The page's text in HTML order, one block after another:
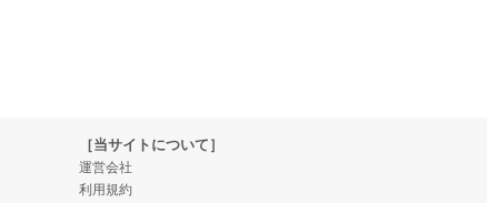
［当サイトについて］
運営会社
利用規約